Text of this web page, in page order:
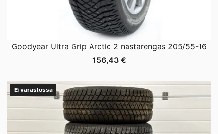
Goodyear Ultra Grip Arctic 2 nastarengas 205/55-16
156,43 €
Ei varastossa